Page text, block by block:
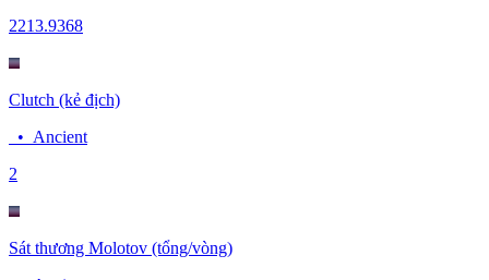
2213.9368
Clutch (kẻ địch)
• Ancient
2
Sát thương Molotov (tổng/vòng)